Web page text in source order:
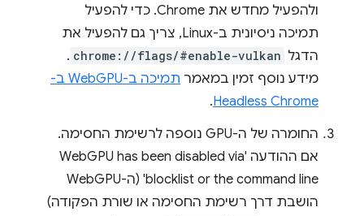
ולהפעיל מחדש את Chrome. כדי להפעיל
תמיכה ניסיונית ב-Linux, צריך גם להפעיל את
הדגל chrome://flags/#enable-vulkan
.
מידע נוסף זמין במאמר
תמיכה ב-WebGPU ב-
Headless Chrome
.
החומרה של ה-GPU נוספה לרשימת החסימה.
אם ההודעה 'WebGPU has been disabled via
blocklist or the command line' (ה-WebGPU
הושבת דרך רשימת החסימה או שורת הפקודה)